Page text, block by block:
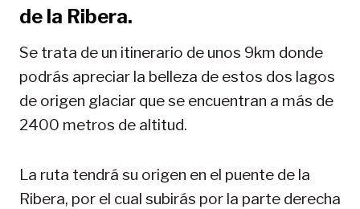
de la Ribera.
Se trata de un itinerario de unos 9km donde
podrás apreciar la belleza de estos dos lagos
de origen glaciar que se encuentran a más de
2400 metros de altitud.
La ruta tendrá su origen en el puente de la
Ribera, por el cual subirás por la parte derecha